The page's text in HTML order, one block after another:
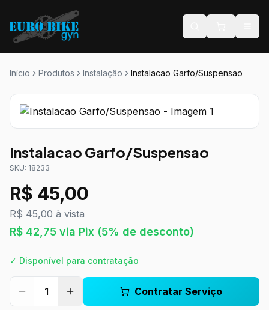
Início Produtos Instalação Instalacao Garfo/Suspensao
Instalacao Garfo/Suspensao
SKU: 18233
R$ 45,00
R$ 45,00 à vista
R$ 42,75 via Pix (5% de desconto)
✓ Disponível para contratação
1 Contratar Serviço